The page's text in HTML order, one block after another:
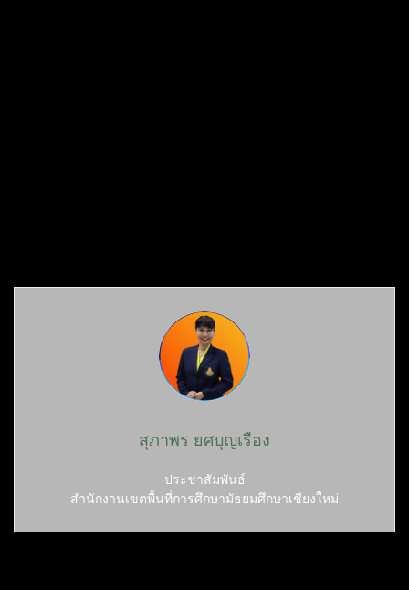
สุภาพร ยศบุญเรือง
ประชาสัมพันธ์
สำนักงานเขตพื้นที่การศึกษามัธยมศึกษาเชียงใหม่